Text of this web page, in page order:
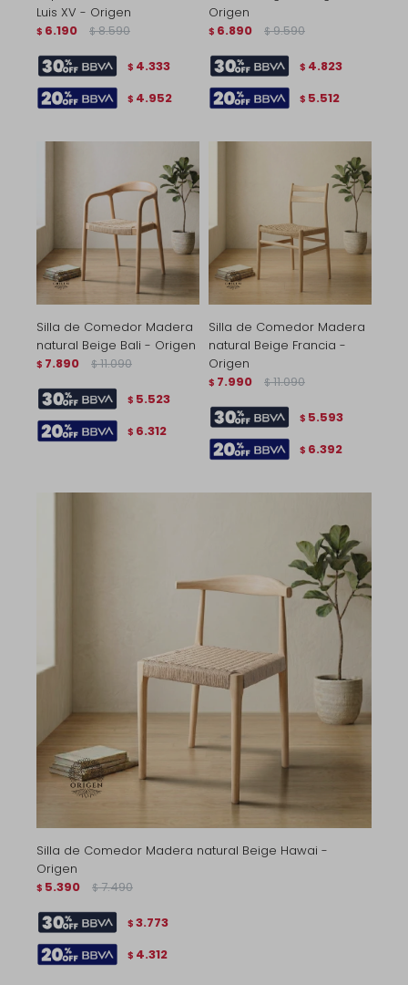
Luis XV - Origen
$ 6.190 $ 8.590
$ 4.333
$ 4.952
Origen
$ 6.890 $ 9.590
$ 4.823
$ 5.512
Silla de Comedor Madera
natural Beige Bali - Origen
$ 7.890 $ 11.090
$ 5.523
$ 6.312
Silla de Comedor Madera
natural Beige Francia -
Origen
$ 7.990 $ 11.090
$ 5.593
$ 6.392
Silla de Comedor Madera natural Beige Hawai -
Origen
$ 5.390 $ 7.490
$ 3.773
$ 4.312